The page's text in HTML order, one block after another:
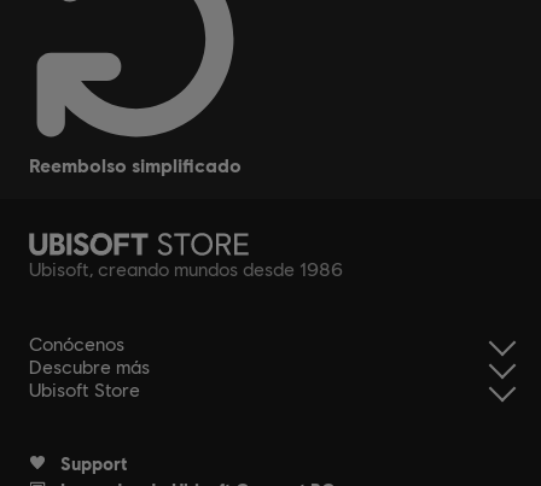
reembolso simplificado
Ubisoft, creando mundos desde 1986
Conócenos
Descubre más
Ubisoft Store
Support